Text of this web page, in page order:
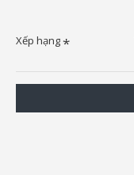
Xếp hạng